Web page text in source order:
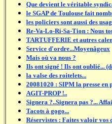
Que devient le véritable
le SGAP de Toulouse fait
les policiers sont aussi des
Re-Va-Lo-Ri-Sa-Tion : Nous
TARTUFFERIE et autres
Service d'ordre...Moyenâgeux
Mais où va nous ?
Ils ont signé ! Ils ont oublié...
la valse des roitelets...
20081020 : SIPM la presse en
AGIT-PROP !..
Signera ?..Signera pas ?...
Tacots à gogo...
Réservistes : Faites valoir vos